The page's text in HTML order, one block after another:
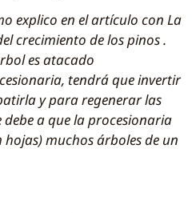
explico en el artículo con La
crecimiento de los pinos .
es atacado
tendrá que invertir
y para regenerar las
debe a que la procesionaria
muchos árboles de un